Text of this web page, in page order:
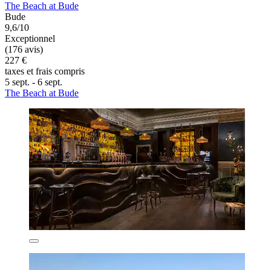
The Beach at Bude
Bude
9,6/10
Exceptionnel
(176 avis)
227 €
taxes et frais compris
5 sept. - 6 sept.
The Beach at Bude